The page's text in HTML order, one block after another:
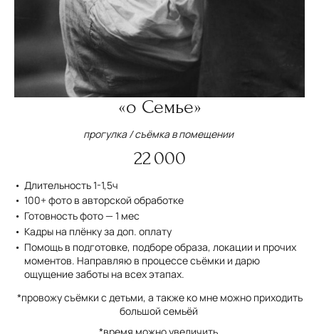
«о Семье»
прогулка / съёмка в помещении
22 000
Длительность 1-1,5ч
100+ фото в авторской обработке
Готовность фото — 1 мес
Кадры на плёнку за доп. оплату
Помощь в подготовке, подборе образа, локации и прочих
моментов. Направляю в процессе съёмки и дарю
ощущение заботы на всех этапах.
*провожу съёмки с детьми, а также ко мне можно приходить
большой семьёй